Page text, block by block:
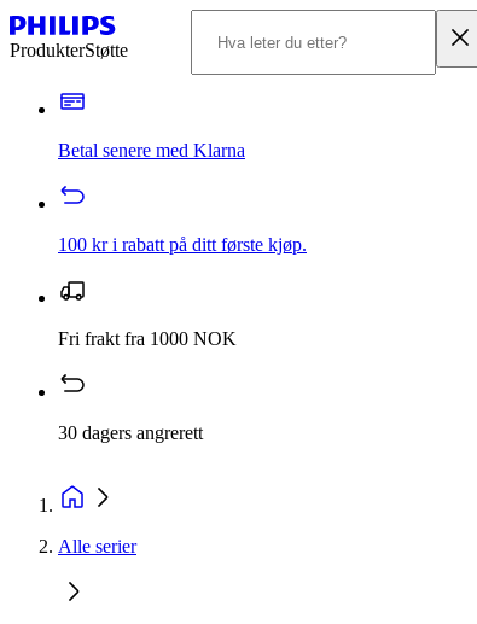
ProdukterStøtte
Betal senere med Klarna
100 kr i rabatt på ditt første kjøp.
Fri frakt fra 1000 NOK
30 dagers angrerett
Alle serier